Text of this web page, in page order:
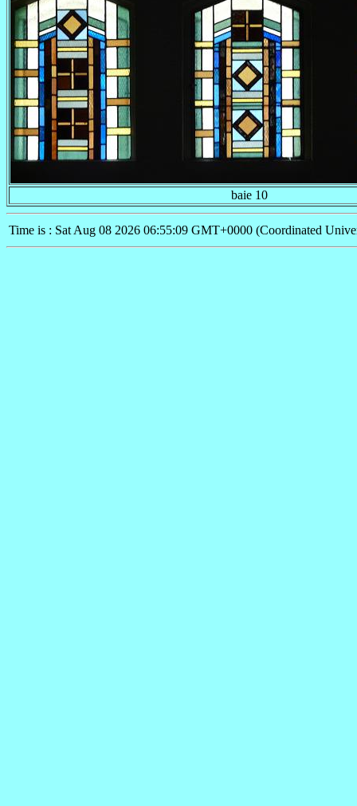
baie 10
Time is : Sat Aug 08 2026 06:55:09 GMT+0000 (Coordinated